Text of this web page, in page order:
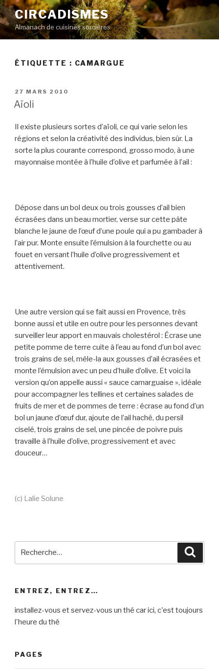
Aller
au
contenu
principal
CIRCADISMES
Almanach de cuisines sorcières
ÉTIQUETTE : CAMARGUE
PUBLIÉ
LE
27 MARS 2010
Aïoli
Il existe plusieurs sortes d’aïoli, ce qui varie selon les
régions et selon la créativité des individus, bien sûr. La
sorte la plus courante correspond, grosso modo, à une
mayonnaise montée à l’huile d’olive et parfumée à l’ail :
Dépose dans un bol deux ou trois gousses d’ail bien
écrasées dans un beau mortier, verse sur cette pâte
blanche le jaune de l’œuf d’une poule qui a pu gambader à
l’air pur. Monte ensuite l’émulsion à la fourchette ou au
fouet en versant l’huile d’olive progressivement et
attentivement.
Une autre version qui se fait aussi en Provence, très
bonne aussi et utile en outre pour les personnes devant
surveiller leur apport en mauvais cholestérol : Écrase une
petite pomme de terre cuite à l’eau au fond d’un bol avec
trois grains de sel, mêle-la aux gousses d’ail écrasées et
monte l’émulsion avec un peu d’huile d’olive. Et voici la
version qu’on appelle aussi « sauce camarguaise », idéale
pour accompagner les tellines et certaines salades de
fruits de mer et de pommes de terre : écrase au fond d’un
bol un jaune d’œuf dur, ajoute de l’ail haché, du persil
ciselé, trois grains de sel, une pincée de poivre puis
travaille à l’huile d’olive, progressivement et avec
douceur…
(c) Lalie Solune
ENTREZ, ENTREZ…
installez-vous et servez-vous un thé car ici, c'est toujours
l'heure du thé
PAGES